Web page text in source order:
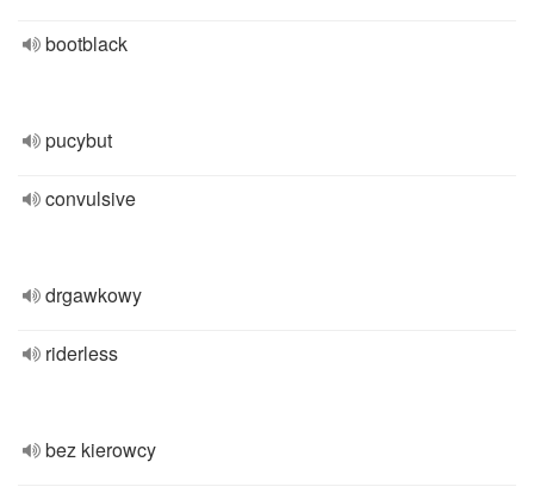
bootblack
pucybut
convulsive
drgawkowy
riderless
bez kierowcy